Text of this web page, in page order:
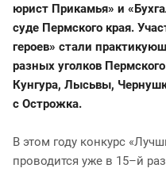
юрист Прикамья» и
суде Пермского края.
героев» стали
разных уголков
Кунгура, Лысьвы,
с Острожка.
В этом году конкурс
проводится уже в 15–й